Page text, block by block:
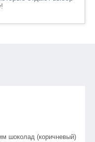
шоколад (коричневый)